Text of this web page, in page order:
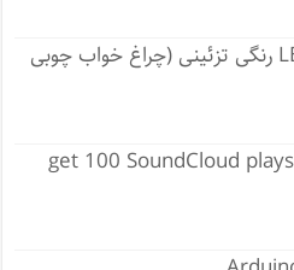
ساخت لامپ LED رنگی تزئینی (چراغ خواب چوبی
get 100 SoundCloud